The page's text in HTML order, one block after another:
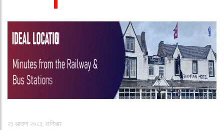
२३ श्रावण २०८३, शनिबार